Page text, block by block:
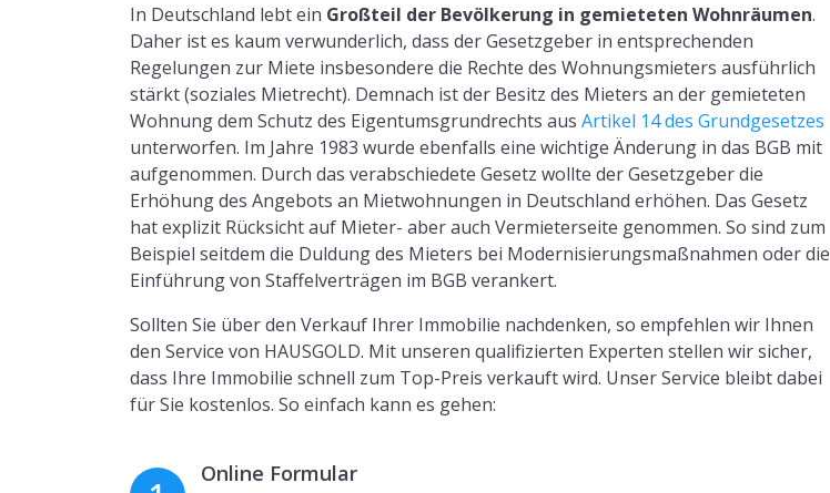
In Deutschland lebt ein Großteil der Bevölkerung in gemieteten Wohnräumen.
Daher ist es kaum verwunderlich, dass der Gesetzgeber in entsprechenden
Regelungen zur Miete insbesondere die Rechte des Wohnungsmieters ausführlich
stärkt (soziales Mietrecht). Demnach ist der Besitz des Mieters an der gemieteten
Wohnung dem Schutz des Eigentumsgrundrechts aus Artikel 14 des Grundgesetzes
unterworfen. Im Jahre 1983 wurde ebenfalls eine wichtige Änderung in das BGB mit
aufgenommen. Durch das verabschiedete Gesetz wollte der Gesetzgeber die
Erhöhung des Angebots an Mietwohnungen in Deutschland erhöhen. Das Gesetz
hat explizit Rücksicht auf Mieter- aber auch Vermieterseite genommen. So sind zum
Beispiel seitdem die Duldung des Mieters bei Modernisierungsmaßnahmen oder die
Einführung von Staffelverträgen im BGB verankert.
Sollten Sie über den Verkauf Ihrer Immobilie nachdenken, so empfehlen wir Ihnen
den Service von HAUSGOLD. Mit unseren qualifizierten Experten stellen wir sicher,
dass Ihre Immobilie schnell zum Top-Preis verkauft wird. Unser Service bleibt dabei
für Sie kostenlos. So einfach kann es gehen:
Online Formular